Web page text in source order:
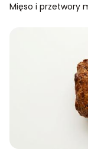
Mięso i przetwory